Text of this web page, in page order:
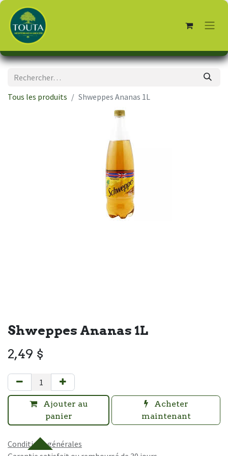
Tous les produits Shweppes Ananas 1L
Shweppes Ananas 1L
2,49 $
Ajouter au
panier
Acheter
maintenant
Conditions générales